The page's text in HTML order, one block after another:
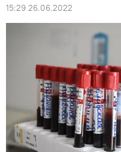
15:29 26.06.2022